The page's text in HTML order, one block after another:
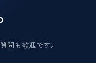
問も歓迎です。